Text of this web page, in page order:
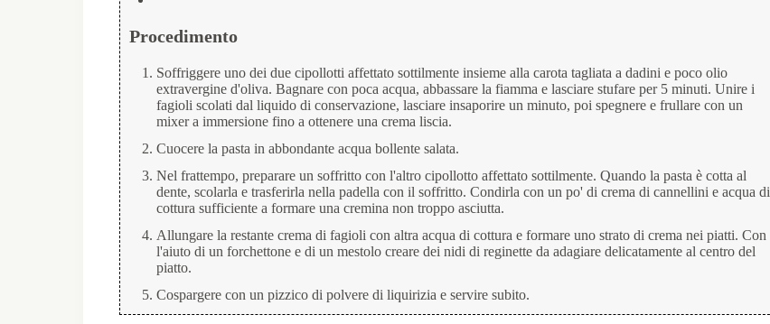
Procedimento
Soffriggere uno dei due cipollotti affettato sottilmente insieme alla carota tagliata a dadini e poco olio
extravergine d'oliva. Bagnare con poca acqua, abbassare la fiamma e lasciare stufare per 5 minuti. Unire i
fagioli scolati dal liquido di conservazione, lasciare insaporire un minuto, poi spegnere e frullare con un
mixer a immersione fino a ottenere una crema liscia.
Cuocere la pasta in abbondante acqua bollente salata.
Nel frattempo, preparare un soffritto con l'altro cipollotto affettato sottilmente. Quando la pasta è cotta al
dente, scolarla e trasferirla nella padella con il soffritto. Condirla con un po' di crema di cannellini e acqua di
cottura sufficiente a formare una cremina non troppo asciutta.
Allungare la restante crema di fagioli con altra acqua di cottura e formare uno strato di crema nei piatti. Con
l'aiuto di un forchettone e di un mestolo creare dei nidi di reginette da adagiare delicatamente al centro del
piatto.
Cospargere con un pizzico di polvere di liquirizia e servire subito.